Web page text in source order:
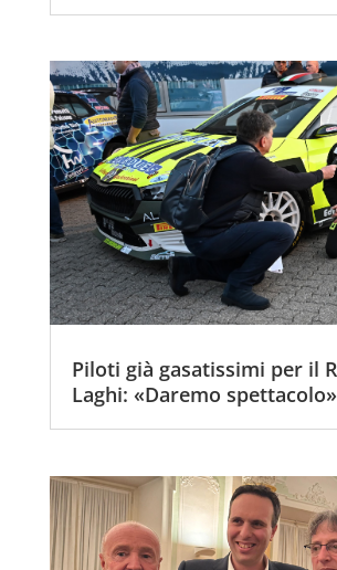
Piloti già gasatissimi per il
Laghi: «Daremo spettacolo»